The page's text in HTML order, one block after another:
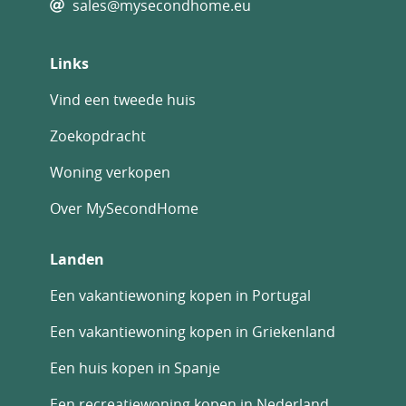
sales@mysecondhome.eu
Links
Vind een tweede huis
Zoekopdracht
Woning verkopen
Over MySecondHome
Landen
Een vakantiewoning kopen in Portugal
Een vakantiewoning kopen in Griekenland
Een huis kopen in Spanje